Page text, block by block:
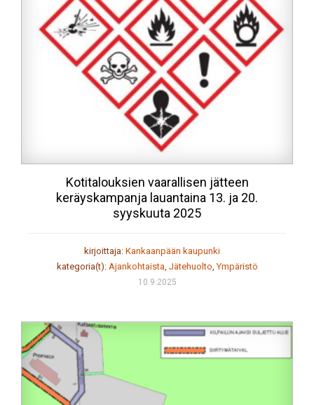
Kotitalouksien vaarallisen jätteen
keräyskampanja lauantaina 13. ja 20.
syyskuuta 2025
kirjoittaja: Kankaanpään kaupunki
kategoria(t): Ajankohtaista, Jätehuolto,Ympäristö
10.9.2025